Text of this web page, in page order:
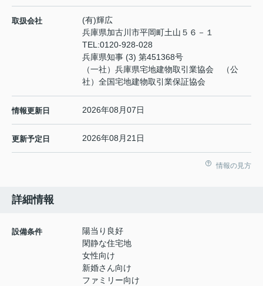
取扱会社
(有)輝広
兵庫県加古川市平岡町土山５６－１
TEL:0120-928-028
兵庫県知事 (3) 第451368号
（一社）兵庫県宅地建物取引業協会 （公
社）全国宅地建物取引業保証協会
情報更新日 2026年08月07日
更新予定日 2026年08月21日
情報の見方
詳細情報
設備条件
陽当り良好
閑静な住宅地
女性向け
新婚さん向け
ファミリー向け